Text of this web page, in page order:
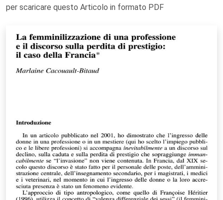
per scaricare questo Articolo in formato PDF